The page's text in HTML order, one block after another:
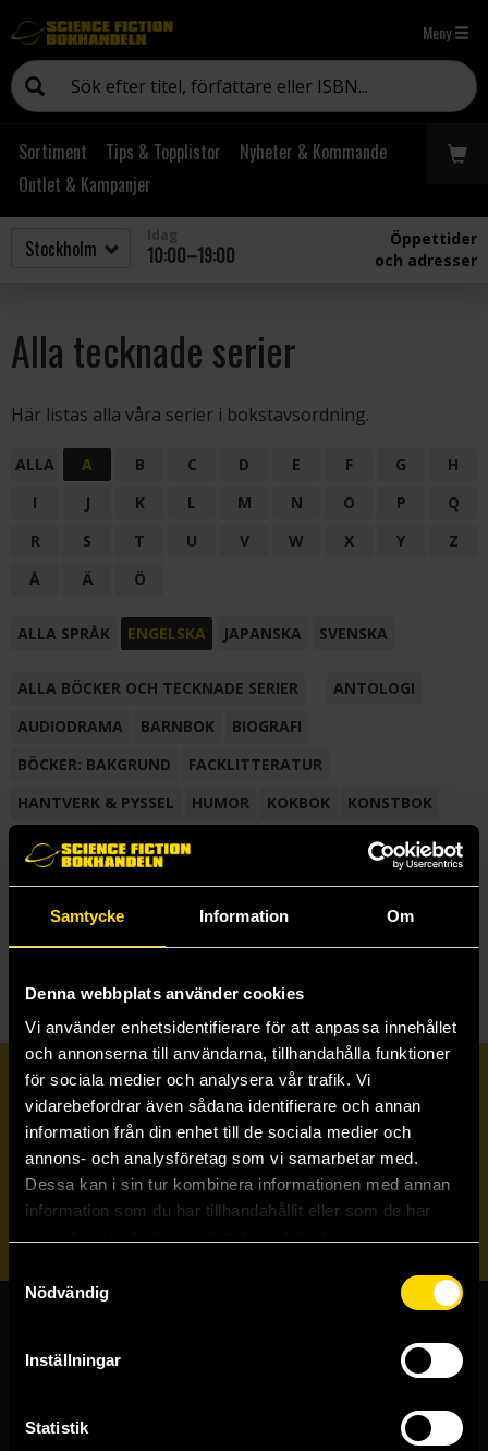
Samtycke Information Om
Denna webbplats använder cookies
Vi använder enhetsidentifierare för att anpassa innehållet
och annonserna till användarna, tillhandahålla funktioner
för sociala medier och analysera vår trafik. Vi
vidarebefordrar även sådana identifierare och annan
information från din enhet till de sociala medier och
annons- och analysföretag som vi samarbetar med.
Dessa kan i sin tur kombinera informationen med annan
information som du har tillhandahållit eller som de har
Nödvändig
Inställningar
Statistik
Meny
Sortiment Tips & Topplistor
Nyheter & Kommande
Outlet & Kampanjer
10:00–19:00
Öppettider
och adresser
Alla tecknade serier
Här listas alla våra serier i bokstavsordning.
ALLA A B C D E F G
H
I
J K L M N O P
Q
R
S T U V W X Y
Z
Å
Ä Ö
ALLA SPRÅK ENGELSKA JAPANSKA SVENSKA
ALLA BÖCKER OCH TECKNADE SERIER
ANTOLOGI
AUDIODRAMA
BARNBOK
BIOGRAFI
BÖCKER: BAKGRUND
FACKLITTERATUR
HANTVERK & PYSSEL
HUMOR KOKBOK
KONSTBOK
KORTROMAN
LÄROBOK
NOVELL
SAMLINGSVOLYM
TECKNA & MÅLA TECKNAD SERIE
Prenumerera på vårt nyhetsbrev
Veckobrevet
Skicka
Butiker & kundtjänst
Västerlånggatan 48